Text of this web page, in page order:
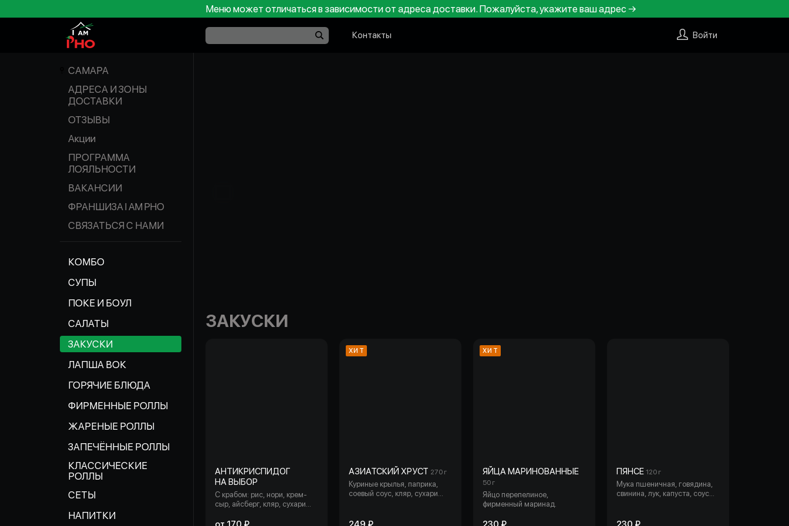
Меню может отличаться в зависимости от адреса доставки. Пожалуйста, укажите ваш адрес →
Контакты Войти
САМАРА
АДРЕСА И ЗОНЫ
ДОСТАВКИ
ОТЗЫВЫ
Акции
ПРОГРАММА
ЛОЯЛЬНОСТИ
ВАКАНСИИ
ФРАНШИЗА I AM PHO
СВЯЗАТЬСЯ С НАМИ
КОМБО
СУПЫ
ПОКЕ И БОУЛ
САЛАТЫ
ЗАКУСКИ
ЛАПША ВОК
ГОРЯЧИЕ БЛЮДА
ФИРМЕННЫЕ РОЛЛЫ
ЖАРЕНЫЕ РОЛЛЫ
ЗАПЕЧЁННЫЕ РОЛЛЫ
КЛАССИЧЕСКИЕ
РОЛЛЫ
СЕТЫ
НАПИТКИ
ЗАКУСКИ
АНТИКРИСПИДОГ
НА ВЫБОР
С крабом: рис, нори, крем-
сыр, айсберг, кляр, сухари
кунжут, снежный краб, соус
ХИТ
АЗИАТСКИЙ ХРУСТ 270 г
Куриные крылья, паприка,
соевый соус, кляр, сухари
морковь, лук зеленый, масло
ХИТ
ЯЙЦА МАРИНОВАННЫЕ
50 г
Яйцо перепелиное,
фирменный маринад.
ПЯНСЕ 120 г
Мука пшеничная, говядина,
свинина, лук, капуста, соус